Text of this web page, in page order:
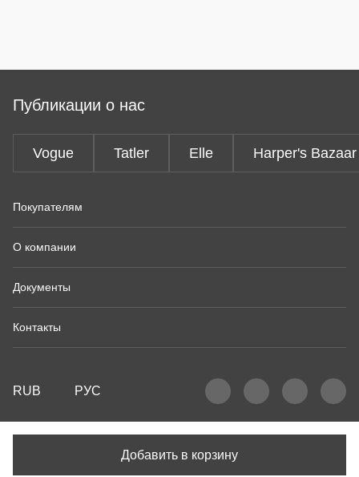
Добавить в корзину
Публикации о нас
Vogue Tatler Elle Harper's Bazaar
Покупателям
О компании
Документы
Контакты
RUB РУС